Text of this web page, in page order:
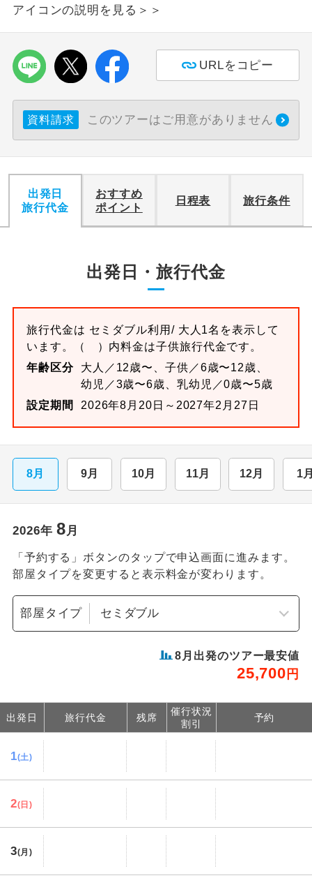
アイコンの説明を見る＞＞
URLをコピー
資料請求 このツアーはご用意がありません
出発日
旅行代金
おすすめ
ポイント
日程表 旅行条件
出発日・旅行代金
旅行代金は セミダブル利用/ 大人1名を表示して
います。
（ ）内料金は子供旅行代金です。
年齢区分
大人／12歳〜、子供／6歳〜12歳、
幼児／3歳〜6歳、乳幼児／0歳〜5歳
設定期間
2026年8月20日～2027年2月27日
8月 9月 10月 11月 12月 1
2026年 8月
「予約する」ボタンのタップで申込画面に進みます。
部屋タイプを変更すると表示料金が変わります。
部屋タイプ
8 月出発のツアー最安値
25,700 円
出発日 旅行代金 残席
催行状況
割引
予約
1(土)
2(日)
3(月)
ホテル指定
ご紹介するホテルを指定したコースで
おひとり様バ
ス2席利用
おひとり様でバス席を2席利⽤できま
す。